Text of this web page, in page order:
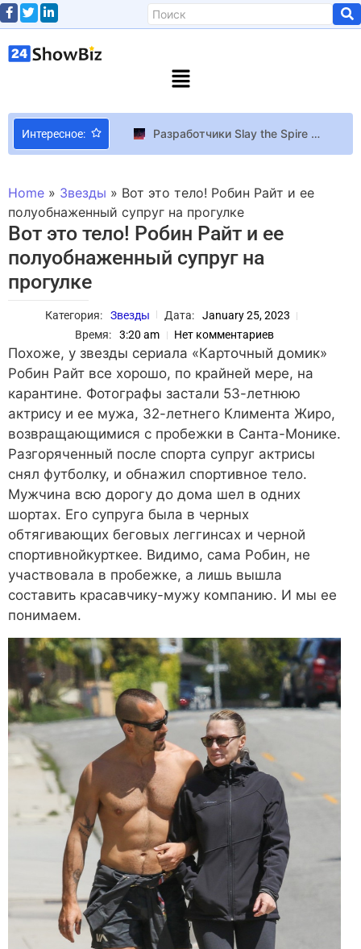
Интересное:
Разработчики Slay the Spire 2 высказались против микротранзакций и пообещали упростить жизнь моддерам
Победители “Евровидения-2024” Nemo во второй раз приехали в Украину
Семейная идиллия: рождественские образы Виктории и Дэвида Бекхэм
Home » Звезды » Вот это тело! Робин Райт и ее
полуобнаженный супруг на прогулке
Вот это тело! Робин Райт и ее
полуобнаженный супруг на
прогулке
Категория: Звезды Дата:
January 25, 2023
Время:
3:20 am Нет комментариев
Похоже, у звезды сериала «Карточный домик»
Робин Райт все хорошо, по крайней мере, на
карантине. Фотографы застали 53-летнюю
актрису и ее мужа, 32-летнего Климента Жиро,
возвращающимися с пробежки в Санта-Монике.
Разгоряченный после спорта супруг актрисы
снял футболку, и обнажил спортивное тело.
Мужчина всю дорогу до дома шел в одних
шортах. Его супруга была в черных
обтягивающих беговых леггинсах и черной
спортивнойкурткее. Видимо, сама Робин, не
участвовала в пробежке, а лишь вышла
составить красавчику-мужу компанию. И мы ее
понимаем.